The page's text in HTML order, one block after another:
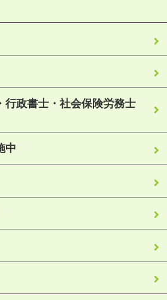
行政書士・社会保険労務士
中